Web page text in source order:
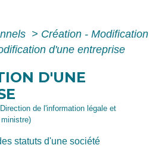
> Création - Modification
d'une entreprise
D'UNE
de l'information légale et
statuts d'une société